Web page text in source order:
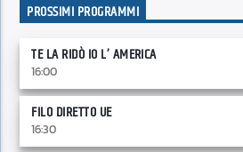
PROSSIMI PROGRAMMI
TE LA RIDÒ IO L’ AMERICA
16:00
FILO DIRETTO UE
16:30